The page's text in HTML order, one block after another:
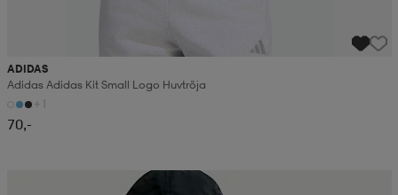
ADIDAS
Adidas Adidas Kit Small Logo Huvtröja
+1
70,-